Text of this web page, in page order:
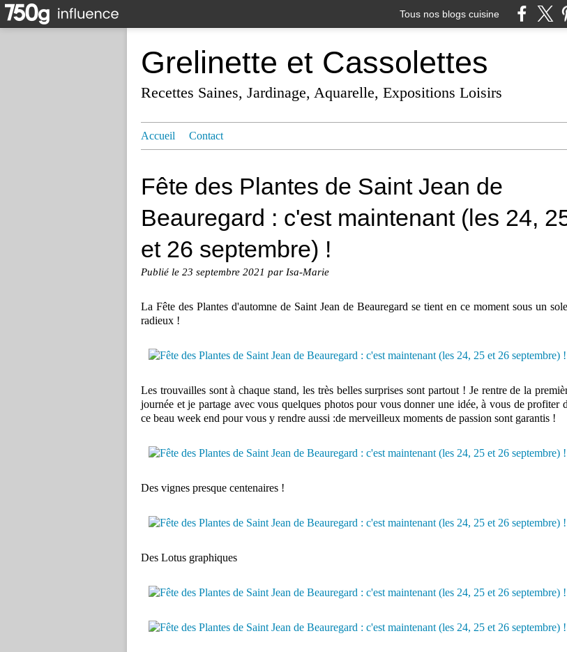
Tous nos blogs cuisine
Grelinette et Cassolettes
Recettes Saines, Jardinage, Aquarelle, Expositions Loisirs
Accueil Contact
Fête des Plantes de Saint Jean de
Beauregard : c'est maintenant (les 24,
et 26 septembre) !
Publié le 23 septembre 2021 par Isa-Marie
La Fête des Plantes d'automne de Saint Jean de Beauregard se tient en ce moment sous un
radieux !
Les trouvailles sont à chaque stand, les très belles surprises sont partout ! Je rentre de la
journée et je partage avec vous quelques photos pour vous donner une idée, à vous de profiter
ce beau week end pour vous y rendre aussi :de merveilleux moments de passion sont garantis !
Des vignes presque centenaires !
Des Lotus graphiques